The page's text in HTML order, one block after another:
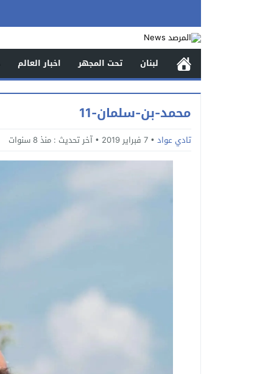
لبنان تحت المجهر اخبار العالم
محمد-بن-سلمان-11
تادي عواد 7 فبراير 2019 آخر تحديث : منذ 8 سنوات